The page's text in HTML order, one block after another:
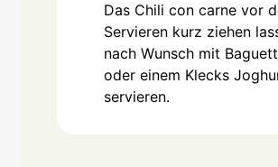
Das Chili con carne vor
Servieren kurz ziehen
nach Wunsch mit
oder einem Klecks
servieren.